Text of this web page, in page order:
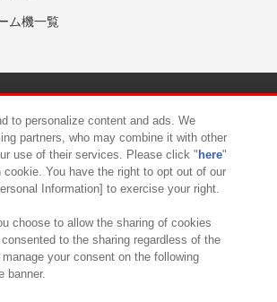
ム機一覧
て カスタマーハラスメント対応方針
to personalize content and ads. We
partners, who may combine it with other
use of their services. Please click " here"
You have the right to opt out of our
Information] to exercise your right.
choose to allow the sharing of cookies
to the sharing regardless of the
your consent on the following
banner.